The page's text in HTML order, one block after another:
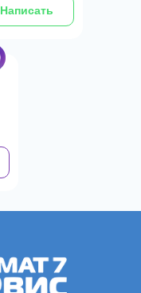
Написать